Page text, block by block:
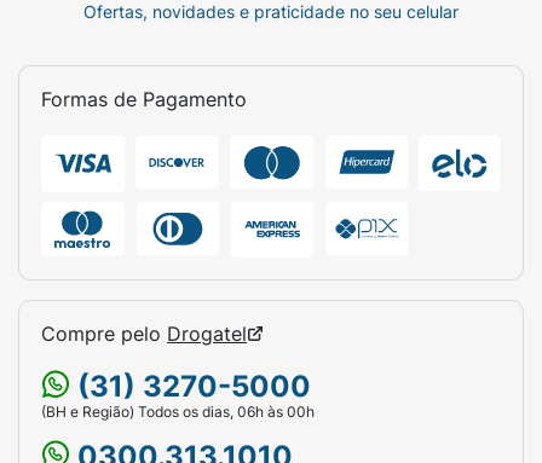
Ofertas, novidades e praticidade no seu celular
Formas de Pagamento
Compre pelo Drogatel
(31) 3270-5000
(BH e Região) Todos os dias, 06h às 00h